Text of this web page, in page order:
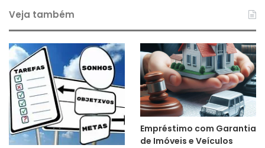
Veja também
Empréstimo com Garantia
de Imóveis e Veículos